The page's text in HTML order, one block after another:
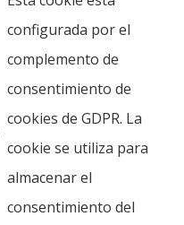
configurada por el
complemento de
consentimiento de
cookies de GDPR. La
cookie se utiliza para
almacenar el
consentimiento del